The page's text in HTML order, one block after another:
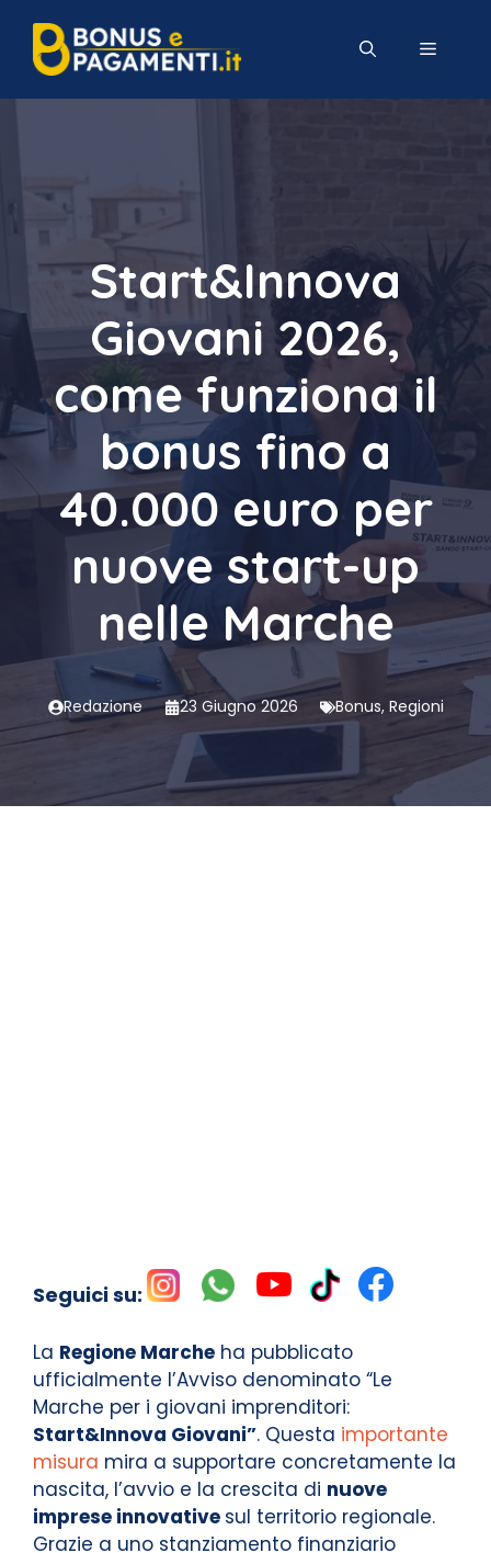
contenuto
MENU
Start&Innova
Giovani 2026,
come funziona il
bonus fino a
40.000 euro per
nuove start-up
nelle Marche
Redazione 23 Giugno 2026 Bonus, Regioni
Seguici su:
La Regione Marche ha pubblicato
ufficialmente l’Avviso denominato “Le
Marche per i giovani imprenditori:
Start&Innova Giovani”. Questa importante
misura mira a supportare concretamente la
nascita, l’avvio e la crescita di nuove
imprese innovative sul territorio regionale.
Grazie a uno stanziamento finanziario